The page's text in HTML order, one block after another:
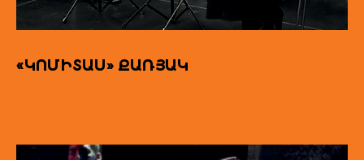
«ԿՈՄԻՏԱՍ» ՔԱՌՅԱԿ